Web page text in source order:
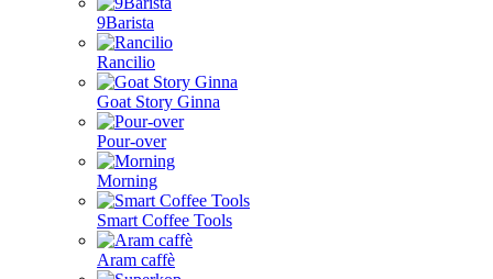
9Barista
Rancilio
Goat Story Ginna
Pour-over
Morning
Smart Coffee Tools
Aram caffè